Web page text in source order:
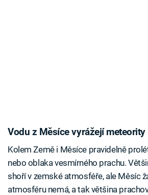
Vodu z Měsíce vyrážejí meteority
Kolem Země i Měsíce pravidelně
nebo oblaka vesmírného prachu.
shoří v zemské atmosféře, ale Měsíc
atmosféru nemá, a tak většina